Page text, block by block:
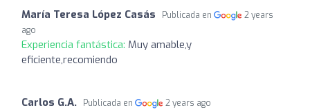
María Teresa López Casás Publicada en
2 years
ago
Experiencia fantástica: Muy amable,y
eficiente,recomiendo
Carlos G.A. Publicada en 2 years ago